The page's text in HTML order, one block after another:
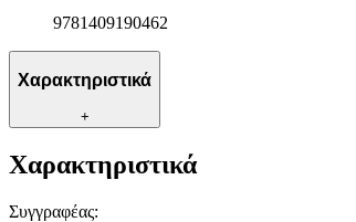
9781409190462
Χαρακτηριστικά
+
Χαρακτηριστικά
Συγγραφέας: